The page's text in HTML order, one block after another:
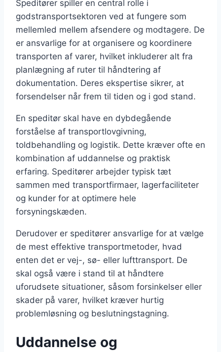
Speditører spiller en central rolle i
godstransportsektoren ved at fungere som
mellemled mellem afsendere og modtagere. De
er ansvarlige for at organisere og koordinere
transporten af varer, hvilket inkluderer alt fra
planlægning af ruter til håndtering af
dokumentation. Deres ekspertise sikrer, at
forsendelser når frem til tiden og i god stand.
En speditør skal have en dybdegående
forståelse af transportlovgivning,
toldbehandling og logistik. Dette kræver ofte en
kombination af uddannelse og praktisk
erfaring. Speditører arbejder typisk tæt
sammen med transportfirmaer, lagerfaciliteter
og kunder for at optimere hele
forsyningskæden.
Derudover er speditører ansvarlige for at vælge
de mest effektive transportmetoder, hvad
enten det er vej-, sø- eller lufttransport. De
skal også være i stand til at håndtere
uforudsete situationer, såsom forsinkelser eller
skader på varer, hvilket kræver hurtig
problemløsning og beslutningstagning.
Uddannelse og